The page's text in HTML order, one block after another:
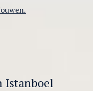
Istanboel